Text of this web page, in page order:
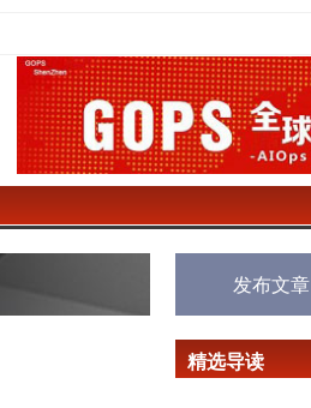
发布文章
精选导读